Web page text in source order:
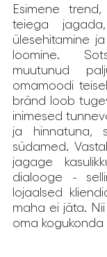
Esimene
teiega
ülesehitamine
loomine.
muutunud
omamoodi
bränd loob
inimesed
ja hinnatuna,
südamed.
jagage
dialooge -
lojaalsed
maha ei jäta.
oma